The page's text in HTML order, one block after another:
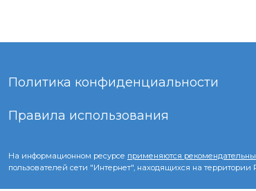
Политика конфиденциальности
Правила использования
На информационном ресурсе применяются
пользователей сети "Интернет", находящихся на